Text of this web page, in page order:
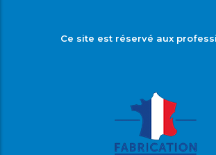
Ce site est réservé aux